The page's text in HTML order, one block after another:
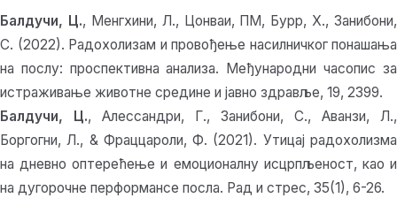
Балдучи, Ц., Менгхини, Л., Цонваи, ПМ, Бурр, Х., Занибони,
С. (2022). Радохолизам и провођење насилничког понашања
на послу: проспективна анализа. Међународни часопис за
истраживање животне средине и јавно здравље, 19, 2399.
Балдучи, Ц., Алессандри, Г., Занибони, С., Аванзи, Л.,
Боргогни, Л., & Фраццароли, Ф. (2021). Утицај радохолизма
на дневно оптерећење и емоционалну исцрпљеност, као и
на дугорочне перформансе посла. Рад и стрес, 35(1), 6-26.